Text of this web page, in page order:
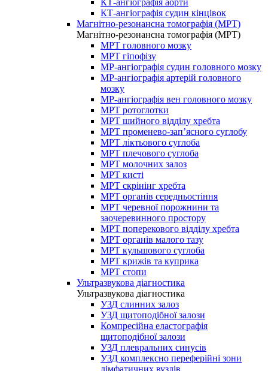
КТ-ангіографія аорти
КТ-ангіографія судин кінцівок
Магнітно-резонансна томографія (МРТ)
Магнітно-резонансна томографія (МРТ)
МРТ головного мозку
МРТ гіпофізу
МР-ангіографія судин головного мозку
МР-ангіографія артерій головного
мозку
МР-ангіографія вен головного мозку
МРТ ротоглотки
МРТ шийного відділу хребта
МРТ променево-зап’ясного суглобу
МРТ ліктьового суглоба
МРТ плечового суглоба
МРТ молочних залоз
МРТ кисті
МРТ скрінінг хребта
МРТ органів середньостіння
МРТ черевної порожнини та
заочеревинного простору
МРТ поперекового відділу хребта
МРТ органів малого тазу
МРТ кульшового суглоба
МРТ крижів та куприка
МРТ стопи
Ультразвукова діагностика
Ультразвукова діагностика
УЗД слинних залоз
УЗД щитоподібної залози
Компресійна еластографія
щитоподібної залози
УЗД плевральних синусів
УЗД комплексно переферійні зони
лімфатичних вузлів